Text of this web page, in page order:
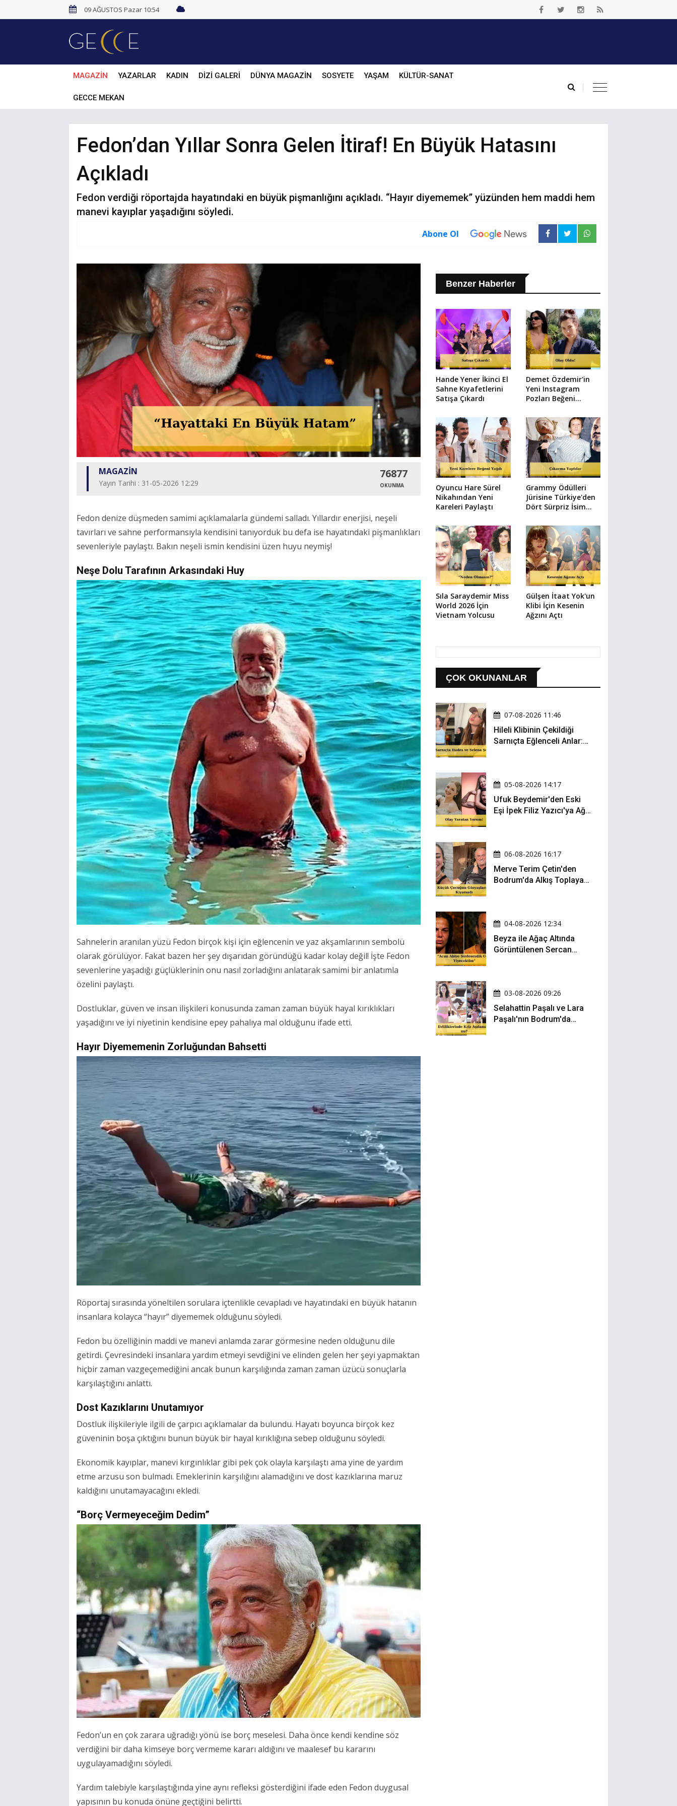
09 AĞUSTOS Pazar 10:54
MAGAZİN YAZARLAR KADIN DİZİ GALERİ DÜNYA MAGAZİN SOSYETE YAŞAM KÜLTÜR-SANAT
GECCE MEKAN
Fedon’dan Yıllar Sonra Gelen İtiraf! En Büyük Hatasını
Açıkladı
Fedon verdiği röportajda hayatındaki en büyük pişmanlığını açıkladı. “Hayır diyememek” yüzünden hem maddi hem
manevi kayıplar yaşadığını söyledi.
Abone Ol
MAGAZİN
Yayın Tarihi : 31-05-2026 12:29
76877
OKUNMA
Fedon denize düşmeden samimi açıklamalarla gündemi salladı. Yıllardır enerjisi, neşeli
tavırları ve sahne performansıyla kendisini tanıyorduk bu defa ise hayatındaki pişmanlıkları
sevenleriyle paylaştı. Bakın neşeli ismin kendisini üzen huyu neymiş!
Neşe Dolu Tarafının Arkasındaki Huy
Sahnelerin aranılan yüzü Fedon birçok kişi için eğlencenin ve yaz akşamlarının sembolü
olarak görülüyor. Fakat bazen her şey dışarıdan göründüğü kadar kolay değil! İşte Fedon
sevenlerine yaşadığı güçlüklerinin onu nasıl zorladığını anlatarak samimi bir anlatımla
özelini paylaştı.
Dostluklar, güven ve insan ilişkileri konusunda zaman zaman büyük hayal kırıklıkları
yaşadığını ve iyi niyetinin kendisine epey pahalıya mal olduğunu ifade etti.
Hayır Diyememenin Zorluğundan Bahsetti
Röportaj sırasında yöneltilen sorulara içtenlikle cevapladı ve hayatındaki en büyük hatanın
insanlara kolayca “hayır” diyememek olduğunu söyledi.
Fedon bu özelliğinin maddi ve manevi anlamda zarar görmesine neden olduğunu dile
getirdi. Çevresindeki insanlara yardım etmeyi sevdiğini ve elinden gelen her şeyi yapmaktan
hiçbir zaman vazgeçemediğini ancak bunun karşılığında zaman zaman üzücü sonuçlarla
karşılaştığını anlattı.
Dost Kazıklarını Unutamıyor
Dostluk ilişkileriyle ilgili de çarpıcı açıklamalar da bulundu. Hayatı boyunca birçok kez
güveninin boşa çıktığını bunun büyük bir hayal kırıklığına sebep olduğunu söyledi.
Ekonomik kayıplar, manevi kırgınlıklar gibi pek çok olayla karşılaştı ama yine de yardım
etme arzusu son bulmadı. Emeklerinin karşılığını alamadığını ve dost kazıklarına maruz
kaldığını unutamayacağını ekledi.
“Borç Vermeyeceğim Dedim”
Fedon’un en çok zarara uğradığı yönü ise borç meselesi. Daha önce kendi kendine söz
verdiğini bir daha kimseye borç vermeme kararı aldığını ve maalesef bu kararını
uygulayamadığını söyledi.
Yardım talebiyle karşılaştığında yine aynı refleksi gösterdiğini ifade eden Fedon duygusal
yapısının bu konuda önüne geçtiğini belirtti.
Benzer Haberler
Hande Yener İkinci El
Sahne Kıyafetlerini
Satışa Çıkardı
Demet Özdemir'in
Yeni Instagram
Pozları Beğeni
Oyuncu Hare Sürel
Nikahından Yeni
Kareleri Paylaştı
Grammy Ödülleri
Jürisine Türkiye'den
Dört Sürpriz İsim
Sıla Saraydemir Miss
World 2026 İçin
Vietnam Yolcusu
Gülşen İtaat Yok'un
Klibi İçin Kesenin
Ağzını Açtı
ÇOK OKUNANLAR
07-08-2026 11:46
Hileli Klibinin Çekildiği
Sarnıçta Eğlenceli Anlar:
05-08-2026 14:17
Ufuk Beydemir'den Eski
Eşi İpek Filiz Yazıcı'ya Ağır
06-08-2026 16:17
Merve Terim Çetin'den
Bodrum'da Alkış Toplayan
04-08-2026 12:34
Beyza ile Ağaç Altında
Görüntülenen Sercan
03-08-2026 09:26
Selahattin Paşalı ve Lara
Paşalı'nın Bodrum'da